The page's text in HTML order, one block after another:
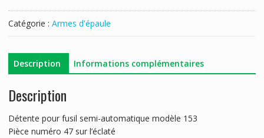
MP153
Catégorie : Armes d'épaule
Description Informations complémentaires
Description
Détente pour fusil semi-automatique modèle 153
Pièce numéro 47 sur l’éclaté